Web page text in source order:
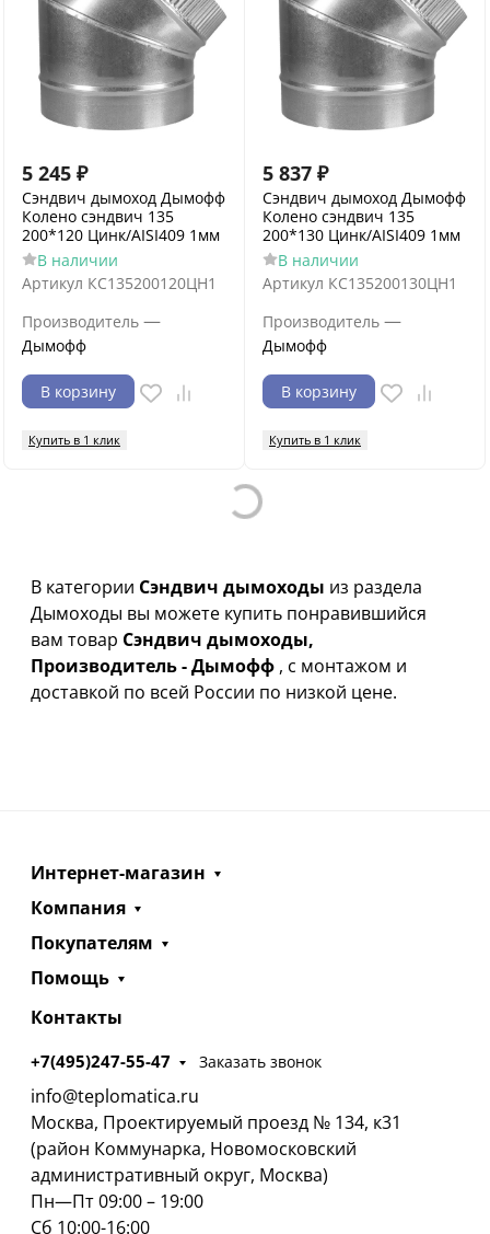
5 245 ₽
Сэндвич дымоход Дымофф
Колено сэндвич 135
200*120 Цинк/AISI409 1мм
В наличии
Артикул КС135200120ЦН1
Производитель —
Дымофф
В корзину
Купить в 1 клик
5 837 ₽
Сэндвич дымоход Дымофф
Колено сэндвич 135
200*130 Цинк/AISI409 1мм
В наличии
Артикул КС135200130ЦН1
Производитель —
Дымофф
В корзину
Купить в 1 клик
Loading...
В категории Сэндвич дымоходы из раздела
Дымоходы вы можете купить понравившийся
вам товар Сэндвич дымоходы,
Производитель - Дымофф , с монтажом и
доставкой по всей России по низкой цене.
Интернет-магазин
Компания
Покупателям
Помощь
Контакты
+7(495)247-55-47 Заказать звонок
info@teplomatica.ru
Москва, Проектируемый проезд № 134, к31
(район Коммунарка, Новомосковский
административный округ, Москва)
Пн—Пт 09:00 – 19:00
Сб 10:00-16:00